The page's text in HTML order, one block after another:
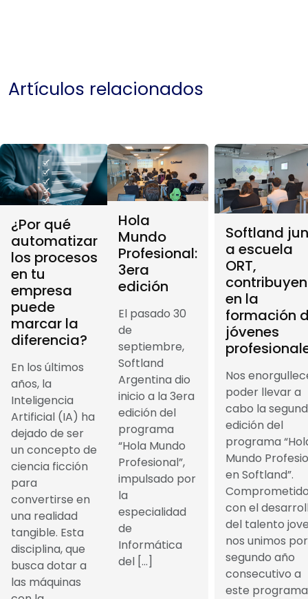
Artículos relacionados
¿Por qué
automatizar
los procesos
en tu
empresa
puede
marcar la
diferencia?
En los últimos
años, la
Inteligencia
Artificial (IA) ha
dejado de ser
un concepto de
ciencia ficción
para
convertirse en
una realidad
tangible. Esta
disciplina, que
busca dotar a
las máquinas
Hola
Mundo
Profesional:
3era
edición
El pasado 30
de
septiembre,
Softland
Argentina dio
inicio a la 3era
edición del
programa
“Hola Mundo
Profesional”,
impulsado por
la
especialidad
de
Informática
del […]
Softland
a escuela
ORT,
en la
formación
jóvenes
Nos
poder llevar a
cabo la
edición del
programa
Mundo
en Softland”.
con el
del talento
nos unimos por
segundo año
consecutivo a
este